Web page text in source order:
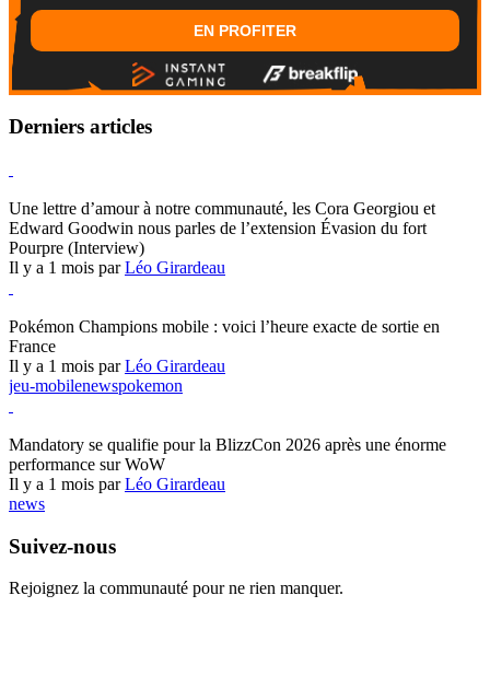
EN PROFITER
Derniers articles
Une lettre d’amour à notre communauté, les Cora Georgiou et
Edward Goodwin nous parles de l’extension Évasion du fort
Pourpre (Interview)
Il y a 1 mois parLéo Girardeau
Pokémon Champions mobile : voici l’heure exacte de sortie en
France
Il y a 1 mois parLéo Girardeau
jeu-mobilenewspokemon
Mandatory se qualifie pour la BlizzCon 2026 après une énorme
performance sur WoW
Il y a 1 mois parLéo Girardeau
news
Suivez-nous
Rejoignez la communauté pour ne rien manquer.